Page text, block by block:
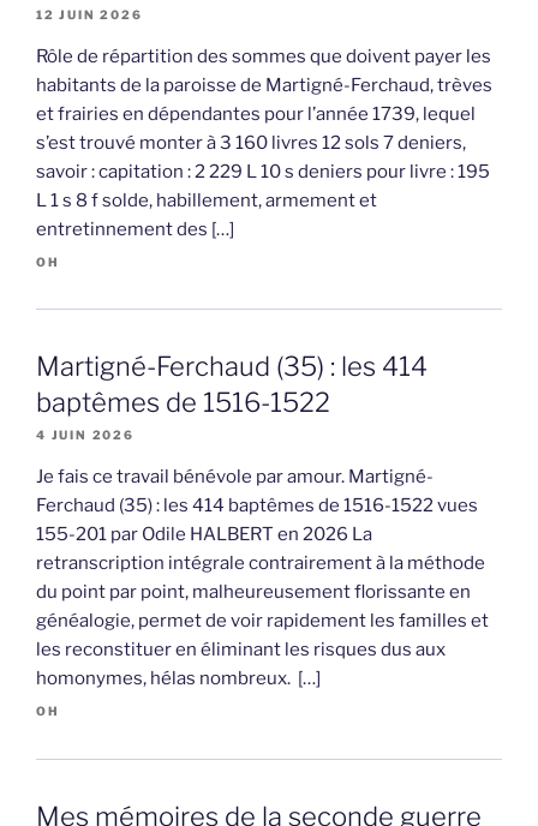
12 JUIN 2026
Rôle de répartition des sommes que doivent payer les
habitants de la paroisse de Martigné-Ferchaud, trèves
et frairies en dépendantes pour l’année 1739, lequel
s’est trouvé monter à 3 160 livres 12 sols 7 deniers,
savoir : capitation : 2 229 L 10 s deniers pour livre : 195
L 1 s 8 f solde, habillement, armement et
entretinnement des […]
OH
Martigné-Ferchaud (35) : les 414
baptêmes de 1516-1522
4 JUIN 2026
Je fais ce travail bénévole par amour. Martigné-
Ferchaud (35) : les 414 baptêmes de 1516-1522 vues
155-201 par Odile HALBERT en 2026 La
retranscription intégrale contrairement à la méthode
du point par point, malheureusement florissante en
généalogie, permet de voir rapidement les familles et
les reconstituer en éliminant les risques dus aux
homonymes, hélas nombreux. […]
OH
Mes mémoires de la seconde guerre